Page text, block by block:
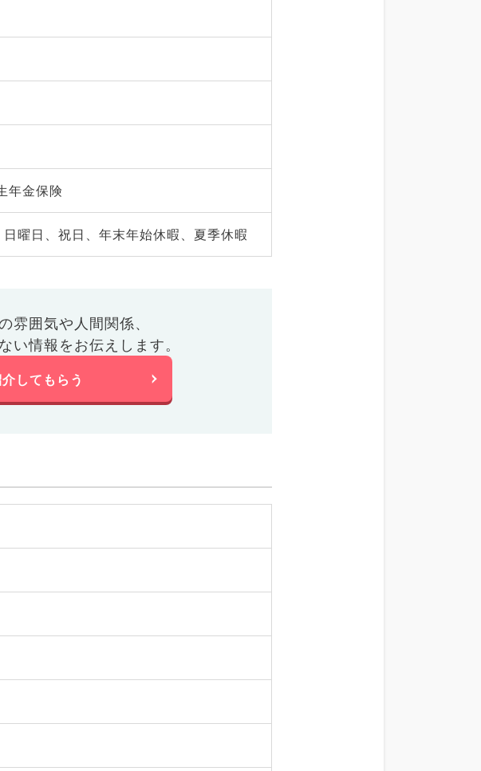
年金保険
曜日、祝日、年末年始休暇、夏季休暇
雰囲気や人間関係、
い情報をお伝えします。
してもらう